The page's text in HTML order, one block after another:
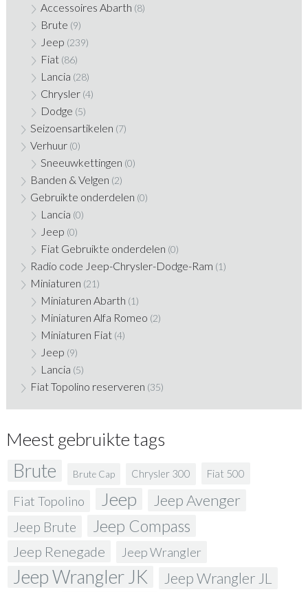
Accessoires Abarth (8)
Brute (9)
Jeep (239)
Fiat (86)
Lancia (28)
Chrysler (4)
Dodge (5)
Seizoensartikelen (7)
Verhuur (0)
Sneeuwkettingen (0)
Banden & Velgen (2)
Gebruikte onderdelen (0)
Lancia (0)
Jeep (0)
Fiat Gebruikte onderdelen (0)
Radio code Jeep-Chrysler-Dodge-Ram (1)
Miniaturen (21)
Miniaturen Abarth (1)
Miniaturen Alfa Romeo (2)
Miniaturen Fiat (4)
Jeep (9)
Lancia (5)
Fiat Topolino reserveren (35)
Meest gebruikte tags
Brute Brute Cap Chrysler 300 Fiat 500
Fiat Topolino Jeep Jeep Avenger
Jeep Brute Jeep Compass
Jeep Renegade Jeep Wrangler
Jeep Wrangler JK Jeep Wrangler JL